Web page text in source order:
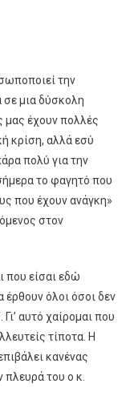
την
σε μια δύσκολη
μας έχουν πολλές
κρίση, αλλά εσύ
πολύ για την
το φαγητό που
που έχουν ανάγκη»
στον
που είσαι εδώ
όλοι όσοι δεν
αυτό χαίρομαι που
τίποτα. Η
κανένας
του ο κ.